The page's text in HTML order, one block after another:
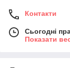
Контакти
Сьогодні
Показати